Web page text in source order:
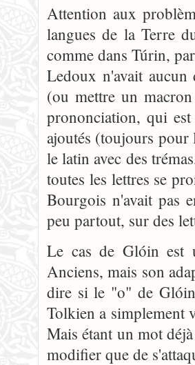
Attention aux
langues de la Terre
comme dans Túrin,
Ledoux n'avait
(ou mettre un
prononciation, qui
ajoutés (toujours pour
le latin avec des
toutes les lettres se
Bourgois n'avait pas
peu partout, sur des
Le cas de Glóin est
Anciens, mais son
dire si le "o" de
Tolkien a
Mais étant un mot
modifier que de